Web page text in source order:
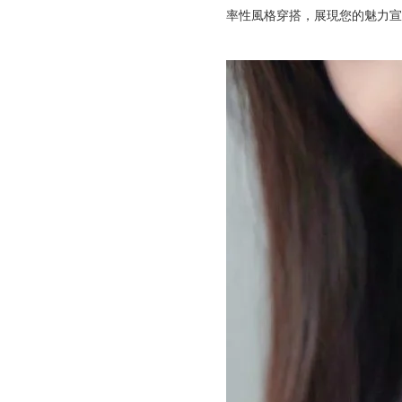
率性風格穿搭，展現您的魅力